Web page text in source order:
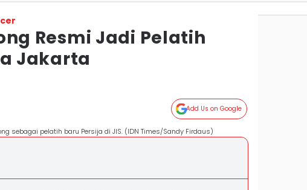
Resmi Jadi Pelatih
Jakarta
Add Us on Google
sebagai pelatih baru Persija di JIS. (IDN Times/Sandy Firdaus)